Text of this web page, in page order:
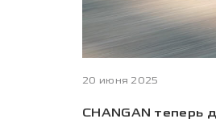
20 июня 2025
CHANGAN